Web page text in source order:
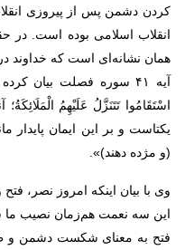
کردن دشمن پس از پیروزی
انقلاب اسلامی بوده است. در
همان نشانه‌ای است که خداوند
آیه ۴۱ سوره فصلت بیان
اسْتَقَامُوا تَتَنَزَّلُ عَلَيْهِمُ
یکتاست و بر این ایمان پایدار
(و مژده دهند)».
وی با بیان اینکه امروز نصر،
این سه نعمت هم‌زمان نصیب ما
فتح به معنای شکست دشمن و